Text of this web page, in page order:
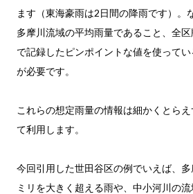
ます（東海豪雨は2日間の降雨です）。
多摩川流域の平均雨量であること、全
で記録したピンポイントな値を使って
が必要です。
これらの想定雨量の情報は細かくとら
て利用します。
今回引用した世田谷区の例でいえば、
ミリを大きく超える雨や、中小河川の